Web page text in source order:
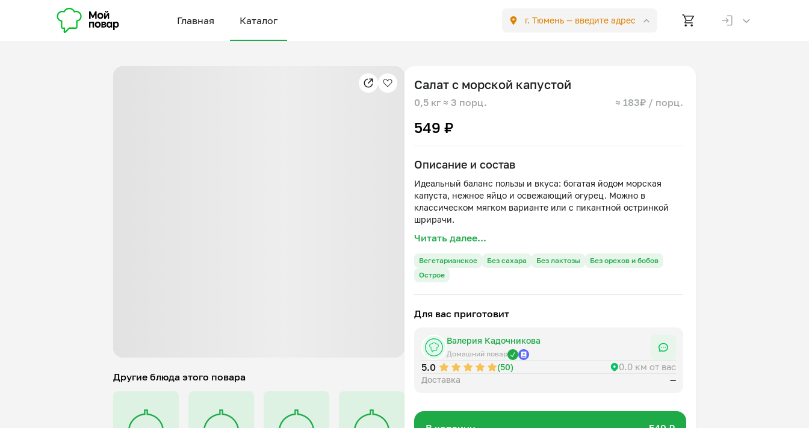
Главная Каталог г. Тюмень — введите адрес
Другие блюда этого повара
Салат с морской капустой
0,5 кг ≈ 3 порц. ≈ 183₽ / порц.
549 ₽
Описание и состав
Идеальный баланс пользы и вкуса: богатая йодом морская
капуста, нежное яйцо и освежающий огурец. Можно в
классическом мягком варианте или с пикантной остринкой
шрирачи.
Состав: морская капуста, яйцо, огурец, майонез, лимонный
Читать далее...
Вегетарианское Без сахара Без лактозы
Без орехов и бобов
Острое
Для вас приготовит
Валерия Кадочникова
Домашний повар
5.0 (50) 0.0 км от вас
Доставка —